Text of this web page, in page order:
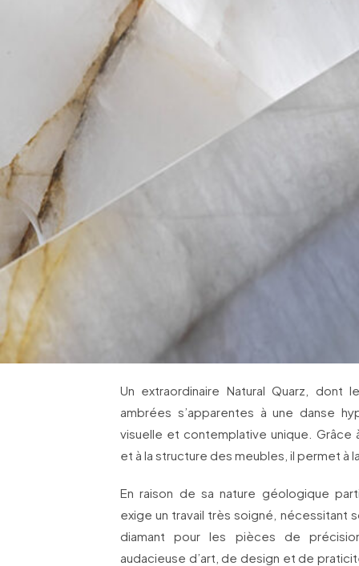
Un extraordinaire Natural Quarz, dont
ambrées s’apparentes à une danse
visuelle et contemplative unique. Grâce
et à la structure des meubles, il permet à
En raison de sa nature géologique
exige un travail très soigné, nécessitant
diamant pour les pièces de
audacieuse d’art, de design et de